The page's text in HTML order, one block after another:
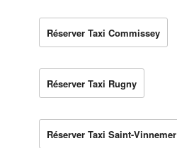
Réserver Taxi Commissey
Réserver Taxi Rugny
Réserver Taxi Saint-Vinnemer